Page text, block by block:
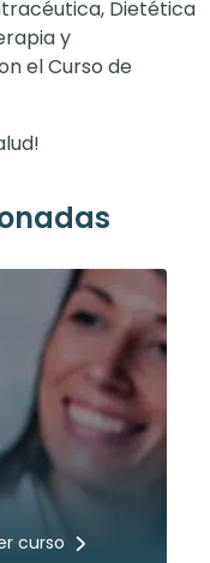
Dietética
y
el Curso de
curso